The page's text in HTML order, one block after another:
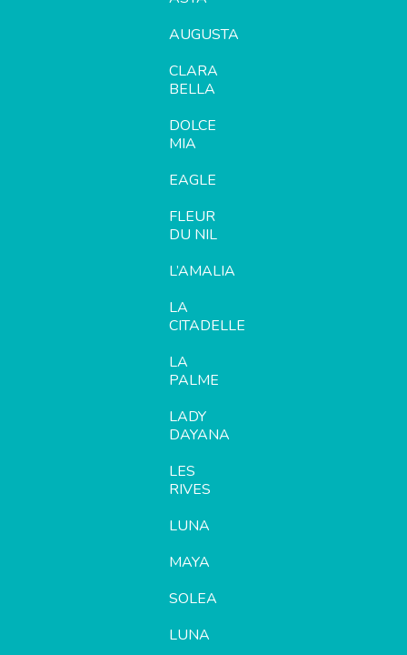
AUGUSTA
CLARA
BELLA
DOLCE
MIA
EAGLE
FLEUR
DU NIL
L’AMALIA
LA
CITADELLE
LA
PALME
LADY
DAYANA
LES
RIVES
LUNA
MAYA
SOLEA
LUNA